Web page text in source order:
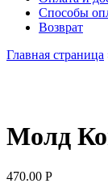
Способы
Возврат
Главная страница
Молд
470.00 Р